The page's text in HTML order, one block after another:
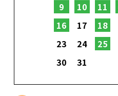
9
10 11
16
17 18
23
24 25
30
31